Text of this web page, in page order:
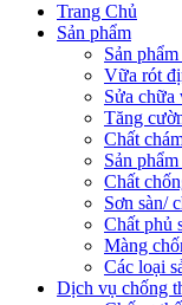
Trang Chủ
Sản phẩm
Sản
Vữa rót
Sửa chữa
Tăng
Chất
Sản
Chất
Sơn sàn/
Chất phủ
Màng
Các loại
Dịch vụ chống